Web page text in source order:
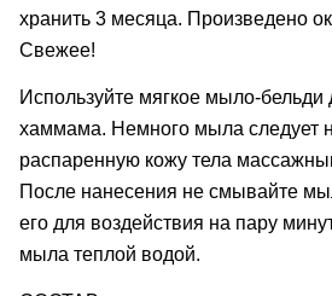
хранить 3 месяца. Произведено
Свежее!
Используйте мягкое мыло-
хаммама. Немного мыла следует
распаренную кожу тела
После нанесения не смывайте
его для воздействия на пару
мыла теплой водой.